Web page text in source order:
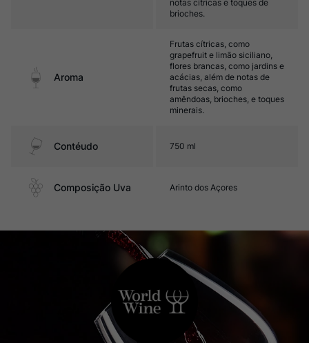
notas cítricas e toques de
brioches.
Aroma
Frutas cítricas, como
grapefruit e limão siciliano,
flores brancas, como jardins e
acácias, além de notas de
frutas secas, como
amêndoas, brioches, e toques
minerais.
Contéudo 750 ml
Composição Uva Arinto dos Açores